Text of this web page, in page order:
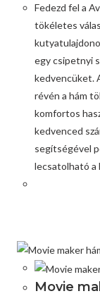
Fedezd fel a
tökéletes
egy csipetnyi
kedvencüket.
révén a hám
komfortos
kedvenced
segítségével
lecsatolható a
Movie